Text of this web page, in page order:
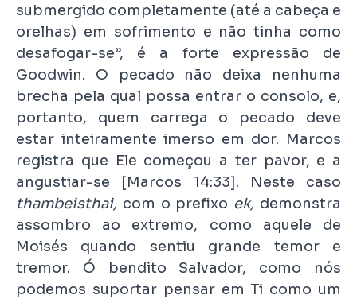
submergido completamente (até a cabeça e
orelhas) em sofrimento e não tinha como
desafogar-se”, é a forte expressão de
Goodwin. O pecado não deixa nenhuma
brecha pela qual possa entrar o consolo, e,
portanto, quem carrega o pecado deve
estar inteiramente imerso em dor. Marcos
registra que Ele começou a ter pavor, e a
angustiar-se [Marcos 14:33]. Neste caso
thambeisthai, com o prefixo ek, demonstra
assombro ao extremo, como aquele de
Moisés quando sentiu grande temor e
tremor. Ó bendito Salvador, como nós
podemos suportar pensar em Ti como um